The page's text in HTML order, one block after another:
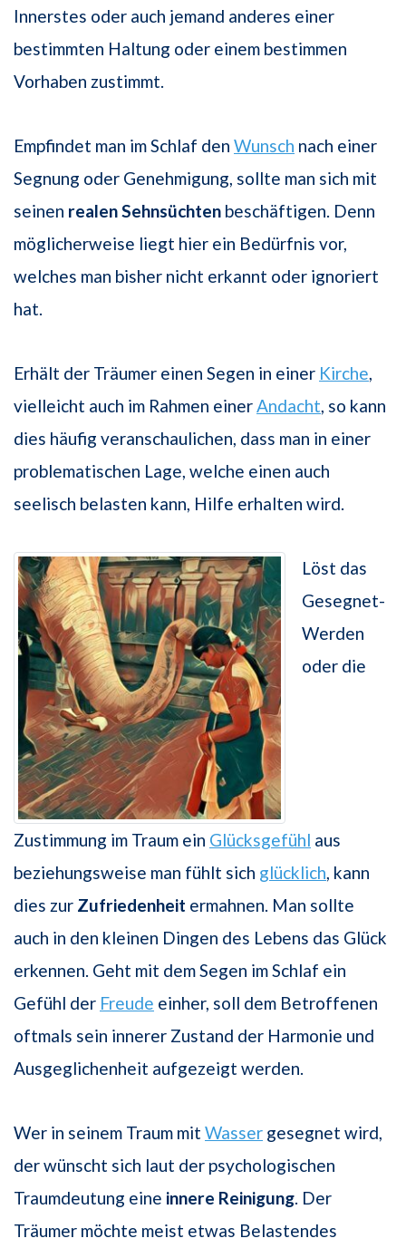
Innerstes oder auch jemand anderes einer
bestimmten Haltung oder einem bestimmen
Vorhaben zustimmt.
Empfindet man im Schlaf den Wunsch nach einer
Segnung oder Genehmigung, sollte man sich mit
seinen realen Sehnsüchten beschäftigen. Denn
möglicherweise liegt hier ein Bedürfnis vor,
welches man bisher nicht erkannt oder ignoriert
hat.
Erhält der Träumer einen Segen in einer Kirche,
vielleicht auch im Rahmen einerAndacht, so kann
dies häufig veranschaulichen, dass man in einer
problematischen Lage, welche einen auch
seelisch belasten kann, Hilfe erhalten wird.
Löst das
Gesegnet-
Werden
oder die
Zustimmung im Traum ein Glücksgefühl aus
beziehungsweise man fühlt sich glücklich, kann
dies zur Zufriedenheit ermahnen. Man sollte
auch in den kleinen Dingen des Lebens das Glück
erkennen. Geht mit dem Segen im Schlaf ein
Gefühl der Freude einher, soll dem Betroffenen
oftmals sein innerer Zustand der Harmonie und
Ausgeglichenheit aufgezeigt werden.
Wer in seinem Traum mit Wasser gesegnet wird,
der wünscht sich laut der psychologischen
Traumdeutung eine innere Reinigung. Der
Träumer möchte meist etwas Belastendes